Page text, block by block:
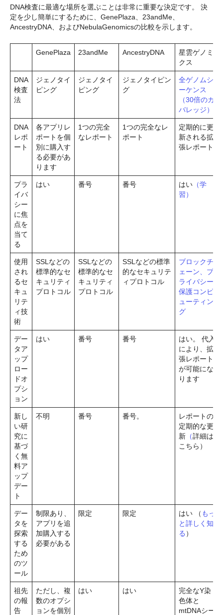
DNA検査に最適な場所を選ぶことは非常に重要な決定です。 決
定を少し簡単にするために、GenePlaza、23andMe、
AncestryDNA、およびNebulaGenomicsの比較を示します。
GenePlaza 23andMe AncestryDNA
星雲ゲノミ
クス
DNA
検査
法
ジェノタイ
ピング
ジェノタイ
ピング
ジェノタイピン
グ
全ゲノムシ
ーケンス
（30倍のカ
バレッジ）
DNA
レポ
ート
各アプリレ
ポートを個
別に購入す
る必要があ
ります
1つの完全
なレポート
1つの完全なレ
ポート
定期的に更
新される拡
張レポート
プラ
イバ
シー
に焦
点を
当て
る
はい 番号 番号 はい （学
習）
使用
され
るセ
キュ
リテ
ィ技
術
SSLなどの
標準的なセ
キュリティ
プロトコル
SSLなどの
標準的なセ
キュリティ
プロトコル
SSLなどの標準
的なセキュリテ
ィプロトコル
ブロックチ
ェーン、プ
ライバシー
保護コンピ
ューティン
グ
デー
タア
ップ
ロー
ドオ
プシ
ョン
はい 番号 番号
はい。 代入
により、拡
張レポート
が可能にな
ります
新し
い研
究に
基づ
く無
料ア
ップ
デー
ト
不明 番号 番号。
レポートの
定期的な更
新 （詳細は
こちら）
デー
タを
探索
する
ため
のツ
ール
制限あり、
アプリを追
加購入する
必要がある
限定 限定 はい （ もっ
と詳しく知
る ）
祖先
の報
告
ただし、複
数のオプシ
ョンを個別
はい はい
完全なY染
色体と
mtDNAシー